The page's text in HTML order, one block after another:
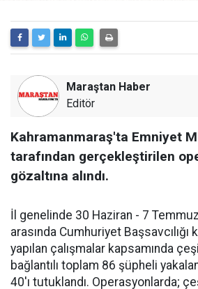
Maraştan Haber
Editör
Kahramanmaraş'ta Emniyet
tarafından gerçekleştirilen
gözaltına alındı.
İl genelinde 30 Haziran - 7
arasında Cumhuriyet
yapılan çalışmalar kapsamında
bağlantılı toplam 86 şüpheli
40'ı tutuklandı. Operasyonlarda;